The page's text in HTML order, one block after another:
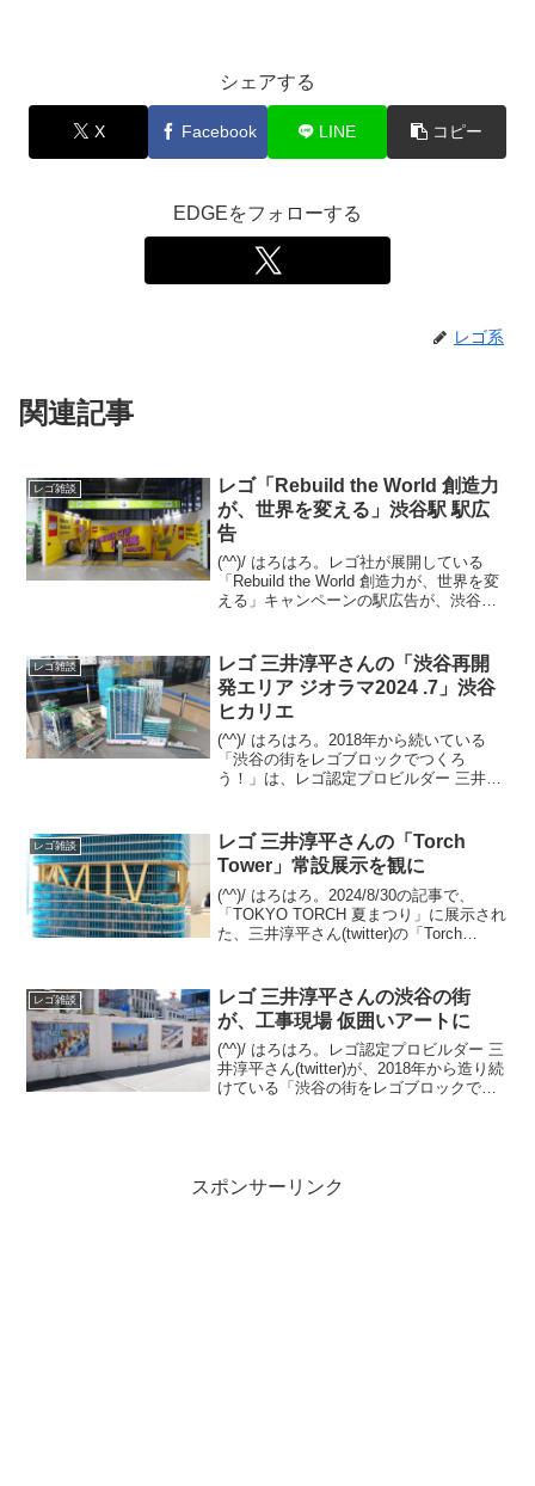
シェアする
X Facebook LINE コピー
EDGEをフォローする
レゴ系
関連記事
レゴ雑談
レゴ「Rebuild the World 創造力
が、世界を変える」渋谷駅 駅広
告
(^^)/ はろはろ。レゴ社が展開している
「Rebuild the World 創造力が、世界を変
える」キャンペーンの駅広告が、渋谷駅
すが、最短で2025/9/8(月)...
レゴ雑談
レゴ 三井淳平さんの「渋谷再開
発エリア ジオラマ2024 .7」渋谷
ヒカリエ
(^^)/ はろはろ。2018年から続いている
「渋谷の街をレゴブロックでつくろ
う！」は、レゴ認定プロビルダー 三井淳
リニューアルし続けています。2024/7...
レゴ雑談
レゴ 三井淳平さんの「Torch
Tower」常設展示を観に
(^^)/ はろはろ。2024/8/30の記事で、
「TOKYO TORCH 夏まつり」に展示され
た、三井淳平さん(twitter)の「Torch
返りですが、「T...
レゴ雑談
レゴ 三井淳平さんの渋谷の街
が、工事現場 仮囲いアートに
(^^)/ はろはろ。レゴ認定プロビルダー 三
井淳平さん(twitter)が、2018年から造り続
けている「渋谷の街をレゴブロックでつ
スポンサーリンク